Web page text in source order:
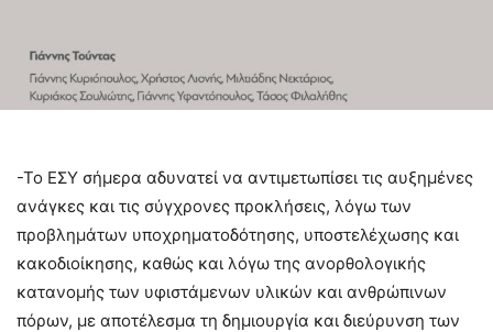
-Το ΕΣΥ σήμερα αδυνατεί να αντιμετωπίσει τις αυξημένες
ανάγκες και τις σύγχρονες προκλήσεις, λόγω των
προβλημάτων υποχρηματοδότησης, υποστελέχωσης και
κακοδιοίκησης, καθώς και λόγω της ανορθολογικής
κατανομής των υφιστάμενων υλικών και ανθρώπινων
πόρων, με αποτέλεσμα τη δημιουργία και διεύρυνση των